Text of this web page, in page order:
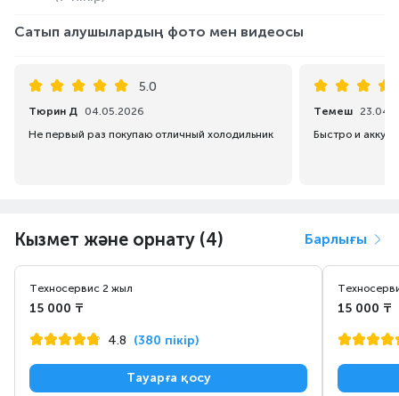
Сатып алушылардың фото мен видеосы
5.0
Тюрин Д 04.05.2026
Не первый раз покупаю отличный холодильник
Темеш
Кызмет және орнату (4) Барлығы
Техносервис 2 жыл
15 000 ₸
4.8 (380 пікір)
Тауарға қосу
15 000 ₸